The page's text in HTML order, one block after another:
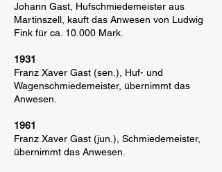
Johann Gast, Hufschmiedemeister aus
Martinszell, kauft das Anwesen von Ludwig
Fink für ca. 10.000 Mark.
1931
Franz Xaver Gast (sen.), Huf- und
Wagenschmiedemeister, übernimmt das
Anwesen.
1961
Franz Xaver Gast (jun.), Schmiedemeister,
übernimmt das Anwesen.